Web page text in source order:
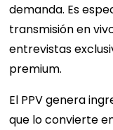
demanda. Es
transmisión en
entrevistas
premium.
El PPV genera
que lo convierte